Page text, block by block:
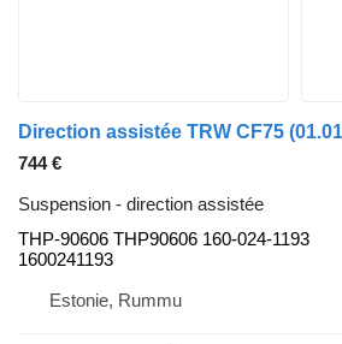
744 €
Suspension - direction assistée
THP-90606 THP90606 160-024-1193
1600241193
Estonie, Rummu